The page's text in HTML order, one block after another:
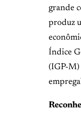
grande
produz
Índice
(IGP-M)